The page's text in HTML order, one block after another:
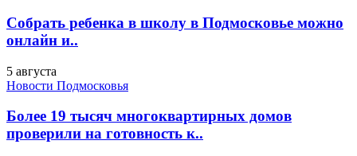
Собрать ребенка в школу в Подмосковье можно
онлайн и..
5 августа
Новости Подмосковья
Более 19 тысяч многоквартирных домов
проверили на готовность к..